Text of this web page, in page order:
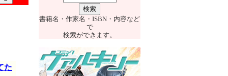
た
書籍名・作家名・ISBN・内容など
で
検索ができます。